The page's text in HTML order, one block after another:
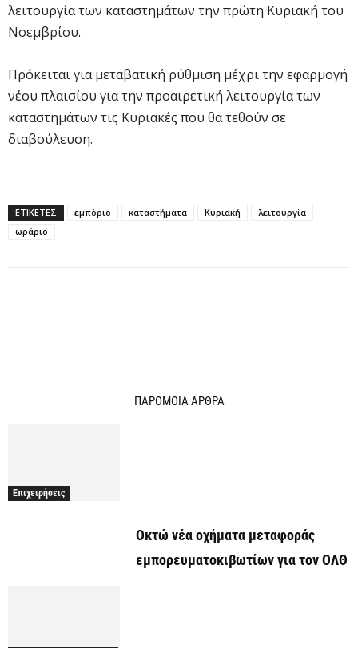
λειτουργία των καταστημάτων την πρώτη Κυριακή του
Νοεμβρίου.
Πρόκειται για μεταβατική ρύθμιση μέχρι την εφαρμογή
νέου πλαισίου για την προαιρετική λειτουργία των
καταστημάτων τις Κυριακές που θα τεθούν σε
διαβούλευση.
ΕΤΙΚΕΤΕΣ εμπόριο καταστήματα Κυριακή
λειτουργία
ωράριο
ΠΑΡΟΜΟΙΑ ΑΡΘΡΑ
Επιχειρήσεις
Οκτώ νέα οχήματα μεταφοράς
εμπορευματοκιβωτίων για τον ΟΛΘ